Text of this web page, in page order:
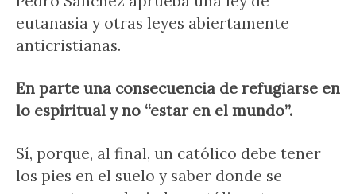
eutanasia y otras leyes abiertamente
anticristianas.
En parte una consecuencia de refugiarse en
lo espiritual y no “estar en el mundo”.
Sí, porque, al final, un católico debe tener
los pies en el suelo y saber donde se